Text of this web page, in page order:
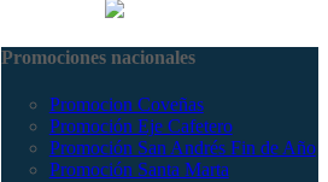
Promociones nacionales
Promocion Coveñas
Promoción Eje Cafetero
Promoción San Andrés Fin de Año
Promoción Santa Marta